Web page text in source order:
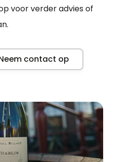
voor verder advies of
contact op